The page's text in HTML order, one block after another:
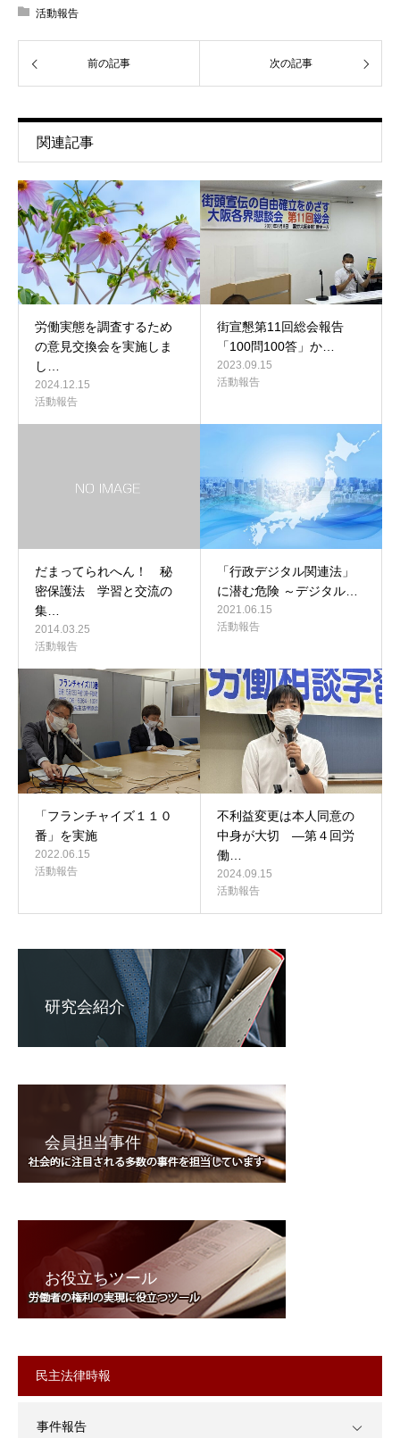
活動報告
前の記事 次の記事
関連記事
労働実態を調査するため
の意見交換会を実施しま
し…
2024.12.15
活動報告
街宣懇第11回総会報告
「100問100答」か…
2023.09.15
活動報告
だまってられへん！ 秘
密保護法 学習と交流の
集…
2014.03.25
活動報告
「行政デジタル関連法」
に潜む危険 ～デジタル…
2021.06.15
活動報告
「フランチャイズ１１０
番」を実施
2022.06.15
活動報告
不利益変更は本人同意の
中身が大切 ―第４回労
働…
2024.09.15
活動報告
研究会紹介
会員担当事件
お役立ちツール
民主法律時報
事件報告